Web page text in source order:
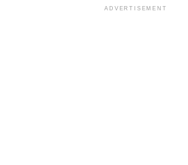
ADVERTISEMENT